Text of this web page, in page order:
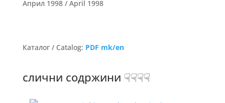
Април 1998 / April 1998
Каталог / Catalog: PDF mk/en
слични содржини ☟☟☟☟